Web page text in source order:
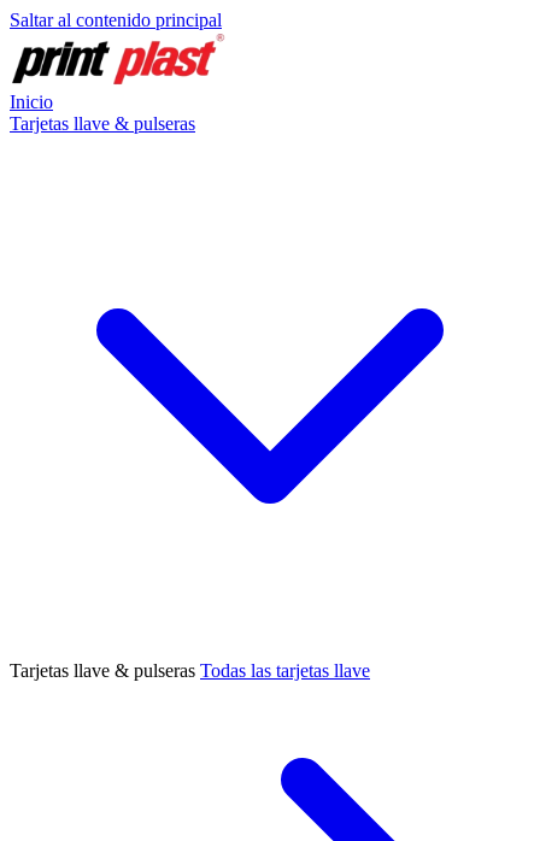
Saltar al contenido principal
Inicio
Tarjetas llave & pulseras
Tarjetas llave & pulseras Todas las tarjetas llave